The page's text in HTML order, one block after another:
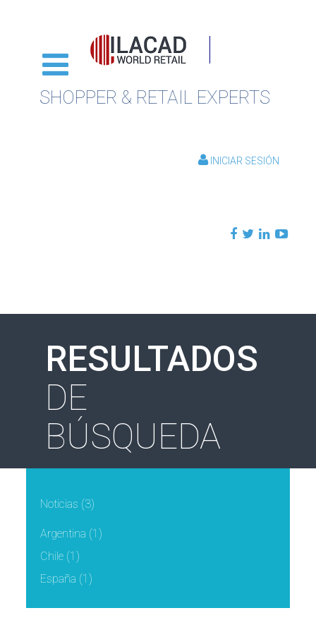
SHOPPER & RETAIL EXPERTS
INICIAR SESIÓN
RESULTADOS
DE
BÚSQUEDA
Noticias (3)
Argentina (1)
Chile (1)
España (1)